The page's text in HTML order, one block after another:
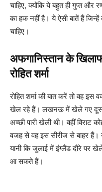
चाहिए, क्योंकि ये बहुत ही गुप्त और
का हक नहीं है। ये ऐसी बातें हैं
चाहिए।
अफगानिस्तान के
रोहित शर्मा
रोहित शर्मा की बात करें तो वह
खेल रहे हैं। लखनऊ में खेले गए दूसरे
अच्छी पारी खेली थी। वहीं विराट
वजह से वह इस सीरीज से बाहर हैं।
यानी कि जुलाई में इंग्लैंड दौरे पर
आ सकते हैं।